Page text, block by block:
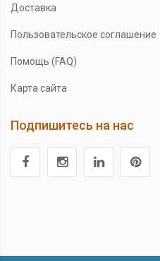
Доставка
Пользовательское соглашение
Помощь (FAQ)
Карта сайта
Подпишитесь на нас